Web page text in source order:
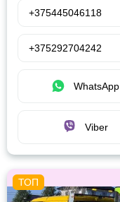
+375445046118
+375292704242
WhatsApp
Viber